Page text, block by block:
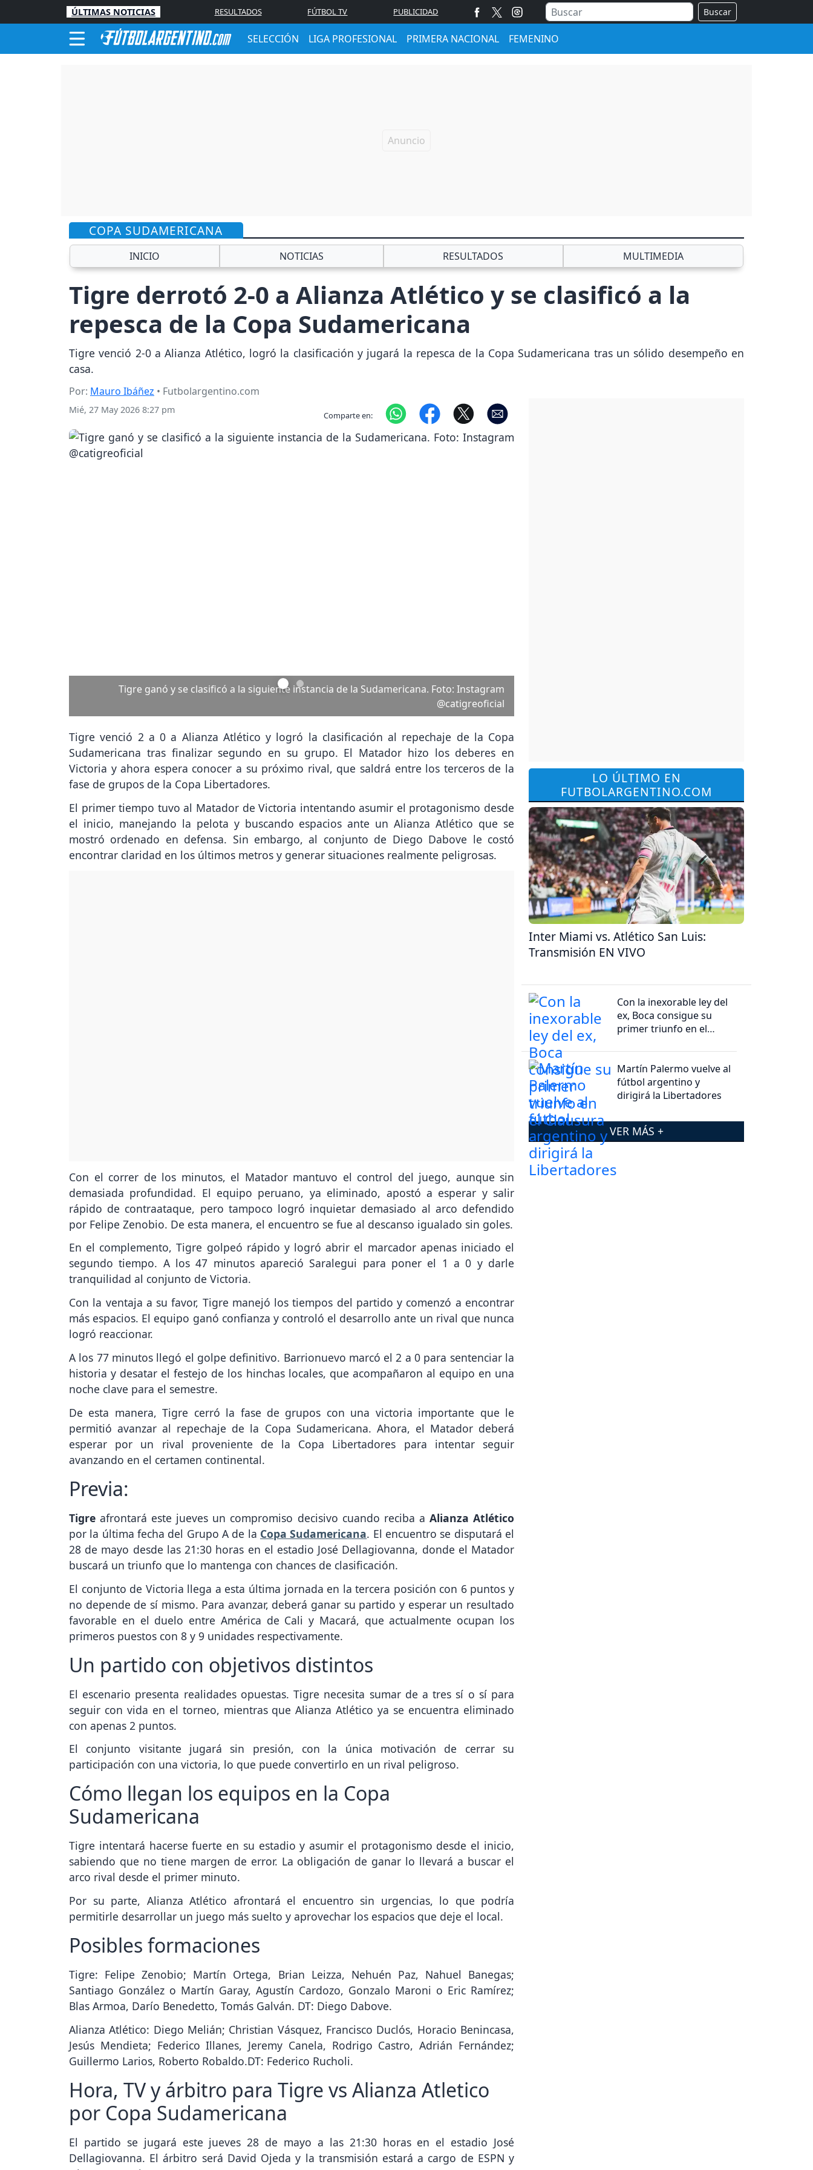
ÚLTIMAS NOTICIAS RESULTADOS FÚTBOL TV PUBLICIDAD Buscar
SELECCIÓN LIGA PROFESIONAL PRIMERA NACIONAL FEMENINO
COPA SUDAMERICANA
INICIO NOTICIAS RESULTADOS MULTIMEDIA
Tigre derrotó 2-0 a Alianza Atlético y se clasificó a la
repesca de la Copa Sudamericana
Tigre venció 2-0 a Alianza Atlético, logró la clasificación y jugará la repesca de la Copa Sudamericana tras un sólido desempeño en
casa.
Por: Mauro Ibáñez • Futbolargentino.com
Mié, 27 May 2026 8:27 pm Comparte en:
Tigre necesita ganar para tener chances de clasificar. Foto: Instagram @sudamericana
Sudamericana tras finalizar segundo en su grupo. El Matador hizo los deberes en
Victoria y ahora espera conocer a su próximo rival, que saldrá entre los terceros de la
fase de grupos de la Copa Libertadores.
El primer tiempo tuvo al Matador de Victoria intentando asumir el protagonismo desde
el inicio, manejando la pelota y buscando espacios ante un Alianza Atlético que se
mostró ordenado en defensa. Sin embargo, al conjunto de Diego Dabove le costó
encontrar claridad en los últimos metros y generar situaciones realmente peligrosas.
demasiada profundidad. El equipo peruano, ya eliminado, apostó a esperar y salir
rápido de contraataque, pero tampoco logró inquietar demasiado al arco defendido
por Felipe Zenobio. De esta manera, el encuentro se fue al descanso igualado sin goles.
En el complemento, Tigre golpeó rápido y logró abrir el marcador apenas iniciado el
segundo tiempo. A los 47 minutos apareció Saralegui para poner el 1 a 0 y darle
tranquilidad al conjunto de Victoria.
Con la ventaja a su favor, Tigre manejó los tiempos del partido y comenzó a encontrar
más espacios. El equipo ganó confianza y controló el desarrollo ante un rival que nunca
logró reaccionar.
A los 77 minutos llegó el golpe definitivo. Barrionuevo marcó el 2 a 0 para sentenciar la
historia y desatar el festejo de los hinchas locales, que acompañaron al equipo en una
noche clave para el semestre.
De esta manera, Tigre cerró la fase de grupos con una victoria importante que le
permitió avanzar al repechaje de la Copa Sudamericana. Ahora, el Matador deberá
esperar por un rival proveniente de la Copa Libertadores para intentar seguir
avanzando en el certamen continental.
Previa:
por la última fecha del Grupo A de laCopa Sudamericana. El encuentro se disputará el
28 de mayo desde las 21:30 horas en el estadio José Dellagiovanna, donde el Matador
buscará un triunfo que lo mantenga con chances de clasificación.
El conjunto de Victoria llega a esta última jornada en la tercera posición con 6 puntos y
no depende de sí mismo. Para avanzar, deberá ganar su partido y esperar un resultado
favorable en el duelo entre América de Cali y Macará, que actualmente ocupan los
primeros puestos con 8 y 9 unidades respectivamente.
Un partido con objetivos distintos
El escenario presenta realidades opuestas. Tigre necesita sumar de a tres sí o sí para
seguir con vida en el torneo, mientras que Alianza Atlético ya se encuentra eliminado
con apenas 2 puntos.
El conjunto visitante jugará sin presión, con la única motivación de cerrar su
participación con una victoria, lo que puede convertirlo en un rival peligroso.
Cómo llegan los equipos en la Copa
Sudamericana
sabiendo que no tiene margen de error. La obligación de ganar lo llevará a buscar el
arco rival desde el primer minuto.
Por su parte, Alianza Atlético afrontará el encuentro sin urgencias, lo que podría
permitirle desarrollar un juego más suelto y aprovechar los espacios que deje el local.
Posibles formaciones
Santiago González o Martín Garay, Agustín Cardozo, Gonzalo Maroni o Eric Ramírez;
Blas Armoa, Darío Benedetto, Tomás Galván. DT: Diego Dabove.
Alianza Atlético: Diego Melián; Christian Vásquez, Francisco Duclós, Horacio Benincasa,
Jesús Mendieta; Federico Illanes, Jeremy Canela, Rodrigo Castro, Adrián Fernández;
Guillermo Larios, Roberto Robaldo.DT: Federico Rucholi.
Hora, TV y árbitro para Tigre vs Alianza Atletico
por Copa Sudamericana
El partido se jugará este jueves 28 de mayo a las 21:30 horas en el estadio José
Dellagiovanna. El árbitro será David Ojeda y la transmisión estará a cargo de ESPN y
Disney+ Premium.
LO ÚLTIMO EN
FUTBOLARGENTINO.COM
Inter Miami vs. Atlético San Luis:
Transmisión EN VIVO
Con la inexorable ley del
ex, Boca consigue su
primer triunfo en el
Martín Palermo vuelve al
fútbol argentino y
dirigirá la Libertadores
VER MÁS +